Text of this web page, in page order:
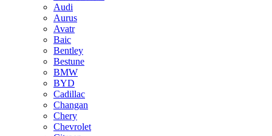
Audi
Aurus
Avatr
Baic
Bentley
Bestune
BMW
BYD
Cadillac
Changan
Chery
Chevrolet